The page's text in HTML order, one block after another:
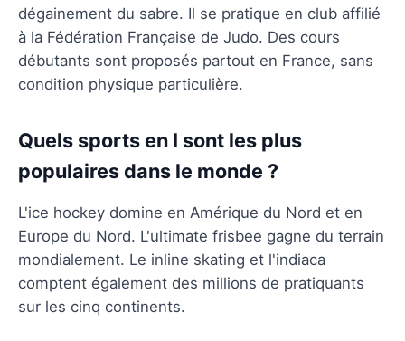
dégainement du sabre. Il se pratique en club affilié
à la Fédération Française de Judo. Des cours
débutants sont proposés partout en France, sans
condition physique particulière.
Quels sports en I sont les plus
populaires dans le monde ?
L'ice hockey domine en Amérique du Nord et en
Europe du Nord. L'ultimate frisbee gagne du terrain
mondialement. Le inline skating et l'indiaca
comptent également des millions de pratiquants
sur les cinq continents.